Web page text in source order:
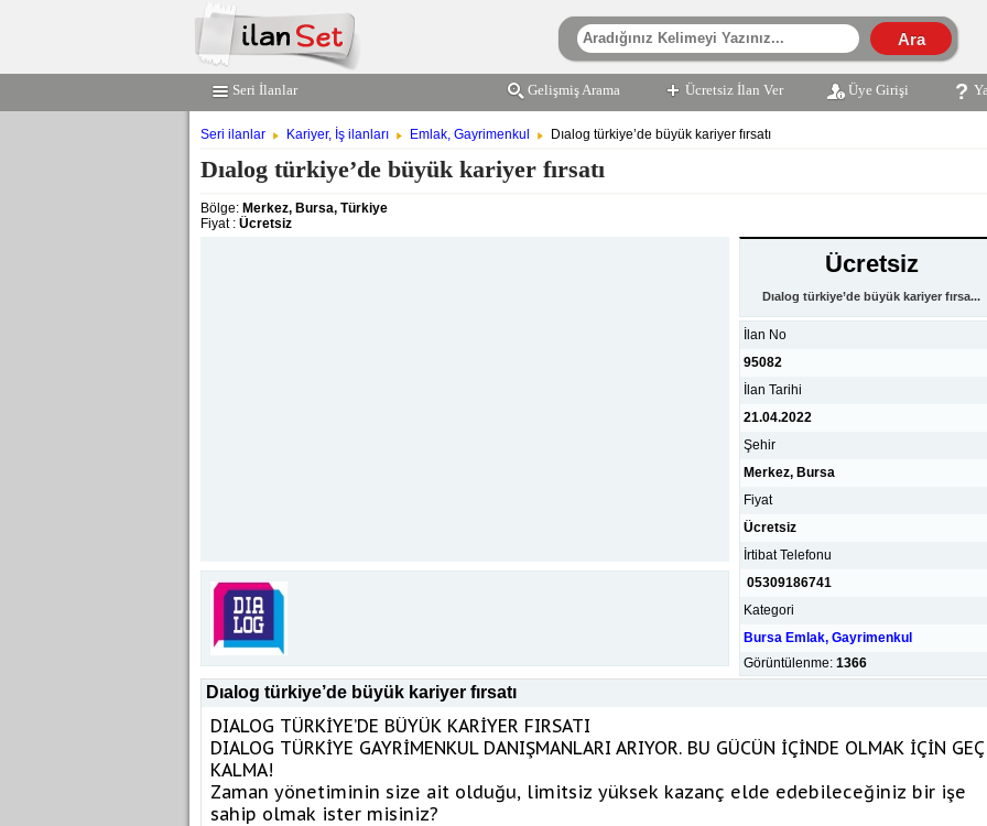
Seri İlanlar Gelişmiş Arama Ücretsiz İlan Ver Üye Girişi
Seri ilanlar Kariyer, İş ilanları Emlak, Gayrimenkul Dıalog türkiye’de büyük kariyer fırsatı
Dıalog türkiye’de büyük kariyer fırsatı
Bölge: Merkez, Bursa, Türkiye
Fiyat : Ücretsiz
Ücretsiz
Dıalog türkiye’de büyük kariyer fırsa...
İlan No
95082
İlan Tarihi
21.04.2022
Şehir
Merkez, Bursa
Fiyat
Ücretsiz
İrtibat Telefonu
05309186741
Kategori
Bursa Emlak, Gayrimenkul
Görüntülenme: 1366
Dıalog türkiye’de büyük kariyer fırsatı
DIALOG TÜRKİYE’DE BÜYÜK KARİYER FIRSATI
DIALOG TÜRKİYE GAYRİMENKUL DANIŞMANLARI ARIYOR. BU GÜCÜN İÇİNDE OLMAK İÇİN GEÇ
KALMA!
Zaman yönetiminin size ait olduğu, limitsiz yüksek kazanç elde edebileceğiniz bir işe
sahip olmak ister misiniz?